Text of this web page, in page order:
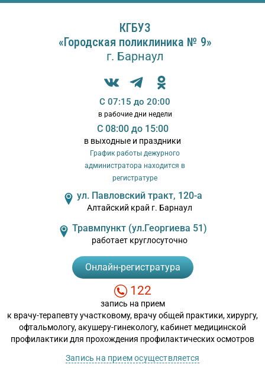
КГБУЗ
«Городская поликлиника № 9»
г. Барнаул
С 07:15 до 20:00
в рабочие дни недели
С 08:00 до 15:00
в выходные и праздники
График работы дежурного
администратора находится в
регистратуре
ул. Павловский тракт, 120-а
Алтайский край г. Барнаул
Травмпункт (ул.Георгиева 51)
работает круглосуточно
Онлайн-регистратура
122
запись на прием
к врачу-терапевту участковому, врачу общей практики, хирургу,
офтальмологу, акушеру-гинекологу, кабинет медицинской
профилактики для прохождения профилактических осмотров
Запись на прием осуществляется